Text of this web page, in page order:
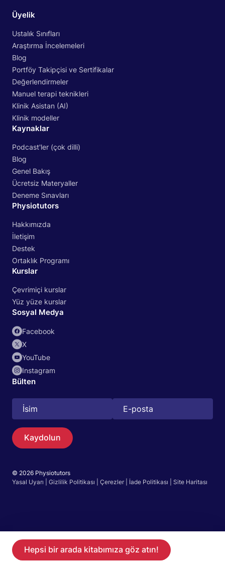
Arama
Üye olun
Hepsi bir arada kitabımıza göz atın!
Üyelik
Ustalık Sınıfları
Araştırma İncelemeleri
Blog
Portföy Takipçisi ve Sertifikalar
Değerlendirmeler
Manuel terapi teknikleri
Klinik Asistan (AI)
Klinik modeller
Kaynaklar
Podcast'ler (çok dilli)
Blog
Genel Bakış
Ücretsiz Materyaller
Deneme Sınavları
Physiotutors
Hakkımızda
İletişim
Destek
Ortaklık Programı
Kurslar
Çevrimiçi kurslar
Yüz yüze kurslar
Sosyal Medya
Facebook
X
YouTube
Instagram
Bülten
Kaydolun
© 2026 Physiotutors
Yasal Uyarı
Gizlilik Politikası Çerezler İade Politikası Site Haritası
Uygulamamızda 14 günlük ücretsiz deneme başlatın.